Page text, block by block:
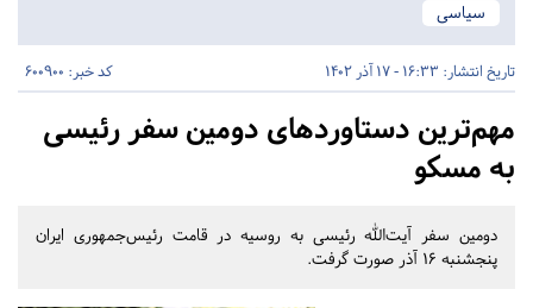
سیاسی
تاریخ انتشار: 16:33 - 17 آذر 1402 کد خبر: 600900
مهم‌ترین دستاورد‌های دومین سفر رئیسی
به مسکو
دومین سفر آیت‌الله رئیسی به روسیه در قامت رئیس‌جمهوری ایران
پنجشنبه ۱۶ آذر صورت گرفت.